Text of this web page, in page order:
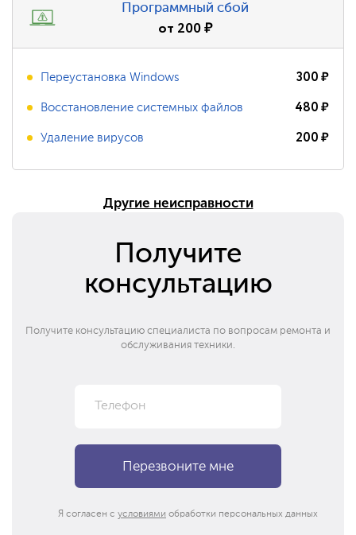
Программный сбой
от 200₽
Переустановка Windows 300₽
Восстановление системных файлов 480₽
Удаление вирусов 200₽
Другие неисправности
Получите
консультацию
Получите консультацию специалиста по вопросам ремонта и
обслуживания техники.
Я согласен с условиями обработки персональных данных